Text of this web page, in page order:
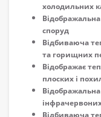
холодильних
Відображальна
споруд
Відбиваюча
та горищних
Відображає
плоских і
інфрачервоних
Відбиваюча